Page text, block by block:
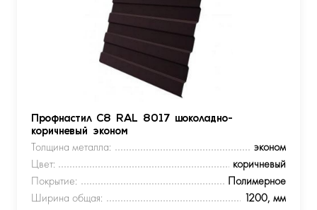
Профнастил С8 RAL 8017 шоколадно-
коричневый эконом
Толщина металла:
эконом
Цвет:
коричневый
Покрытие:
Полимерное
Ширина общая:
1200, мм